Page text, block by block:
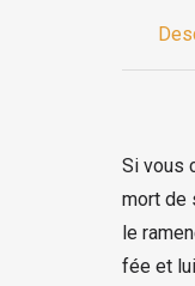
Si vous
mort de
le
fée et